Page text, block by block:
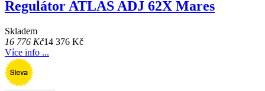
Regulátor ATLAS ADJ 62X Mares
Skladem
16 776 Kč14 376 Kč
Více info ...